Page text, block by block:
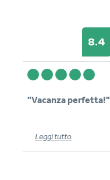
8.4
"Vacanza perfetta!"
Leggi tutto